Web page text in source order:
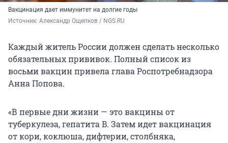
Вакцинация дает иммунитет на долгие годы
Источник: Александр Ощепков / NGS.RU
Каждый житель России должен сделать несколько
обязательных прививок. Полный список из
восьми вакцин привела глава Роспотребнадзора
Анна Попова.
«В первые дни жизни — это вакцины от
туберкулеза, гепатита B. Затем идет вакцинация
от кори, коклюша, дифтерии, столбняка,